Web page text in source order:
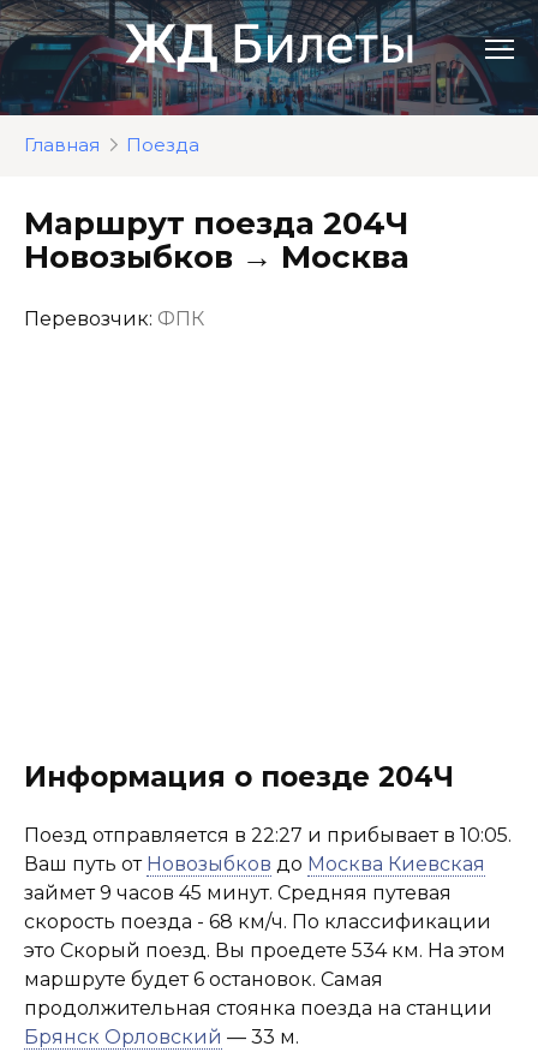
Перейти
к
контенту
Главная Поезда
Маршрут поезда 204Ч
Новозыбков → Москва
Перевозчик: ФПК
Информация о поезде 204Ч
Поезд отправляется в 22:27 и прибывает в 10:05.
Ваш путь от Новозыбков до Москва Киевская
займет 9 часов 45 минут. Средняя путевая
скорость поезда - 68 км/ч. По классификации
это Скорый поезд. Вы проедете 534 км. На этом
маршруте будет 6 остановок. Самая
продолжительная стоянка поезда на станции
Брянск Орловский — 33 м.